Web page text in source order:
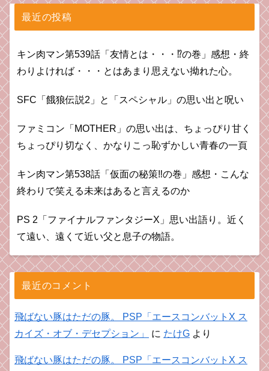
最近の投稿
キン肉マン第539話「友情とは・・・⁉︎の巻」感想・終
わりよければ・・・とはあまり思えない拗れた心。
SFC「餓狼伝説2」と「スペシャル」の思い出と呪い
ファミコン「MOTHER」の思い出は、ちょっぴり甘く
ちょっぴり切なく、かなりこっ恥ずかしい青春の一頁
キン肉マン第538話「仮面の秘策‼︎の巻」感想・こんな
終わりで笑える未来はあると言えるのか
PS 2「ファイナルファンタジーX」思い出語り。近く
て遠い、遠くて近い父と息子の物語。
最近のコメント
飛ばない豚はただの豚。 PSP「エースコンバットX ス
カイズ・オブ・デセプション」
に たけG より
飛ばない豚はただの豚。 PSP「エースコンバットX ス